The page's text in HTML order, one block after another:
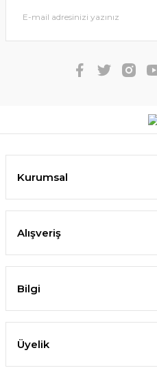
Kurumsal
Alışveriş
Bilgi
Üyelik